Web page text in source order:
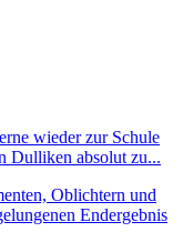
wieder zur Schule
Dulliken absolut zu...
Oblichtern und
Endergebnis